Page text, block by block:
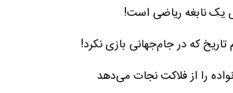
یک نابغه ریاضی است!
که در جام‌جهانی بازی نکرد!